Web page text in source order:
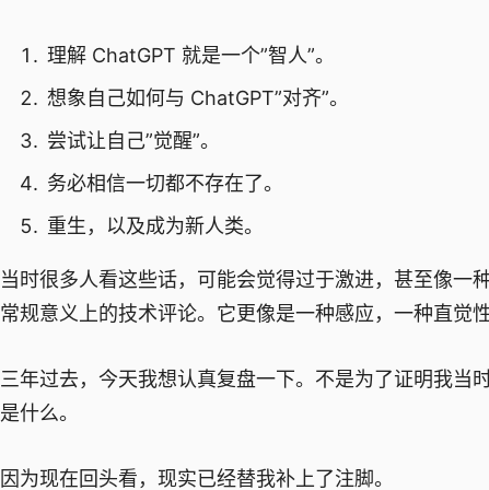
理解 ChatGPT 就是一个”智人”。
想象自己如何与 ChatGPT”对齐”。
尝试让自己”觉醒”。
务必相信一切都不存在了。
重生，以及成为新人类。
当时很多人看这些话，可能会觉得过于激进，甚至像一
常规意义上的技术评论。它更像是一种感应，一种直觉
三年过去，今天我想认真复盘一下。不是为了证明我当
是什么。
因为现在回头看，现实已经替我补上了注脚。